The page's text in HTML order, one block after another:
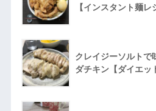
【インスタント麺レ
クレイジーソルトで
ダチキン【ダイエッ